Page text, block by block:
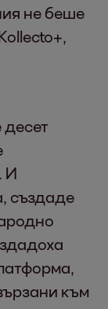
не беше
И
създаде
към